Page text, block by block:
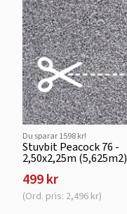
Du sparar 1598 kr!
Stuvbit Peacock 76 -
2,50x2,25m (5,625m2)
499 kr
(Ord. pris: 2,496 kr)